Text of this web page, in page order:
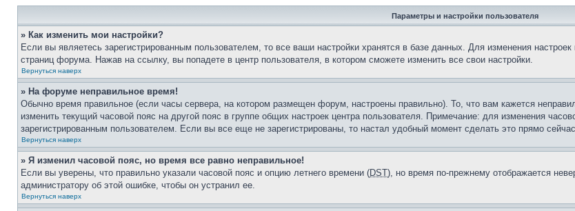
Параметры и настройки пользователя
» Как изменить мои настройки?
Если вы являетесь зарегистрированным пользователем, то все ваши настройки хранятся в базе данных. Для изменения
страниц форума. Нажав на ссылку, вы попадете в центр пользователя, в котором сможете изменить все свои настройки.
Вернуться наверх
» На форуме неправильное время!
Обычно время правильное (если часы сервера, на котором размещен форум, настроены правильно). То, что вам кажется
изменить текущий часовой пояс на другой пояс в группе общих настроек центра пользователя. Примечание: для изменения
зарегистрированным пользователем. Если вы все еще не зарегистрированы, то настал удобный момент сделать это прямо
Вернуться наверх
» Я изменил часовой пояс, но время все равно неправильное!
Если вы уверены, что правильно указали часовой пояс и опцию летнего времени (DST), но время по-прежнему отображается
администратору об этой ошибке, чтобы он устранил ее.
Вернуться наверх